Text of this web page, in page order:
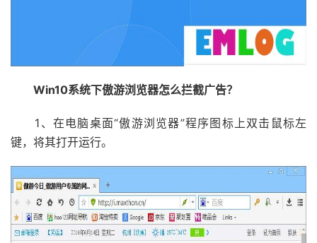
Win10系统下傲游浏览器怎么拦截广告？
1、在电脑桌面“傲游浏览器”程序图标上双击鼠标左
键，将其打开运行。